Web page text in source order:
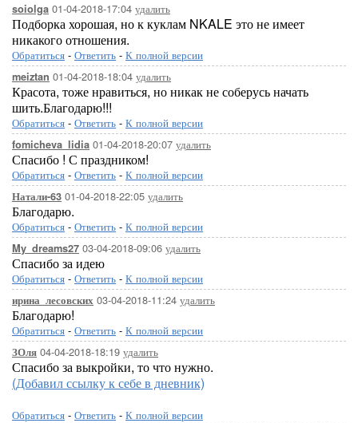
soiolga 01-04-2018-17:04 удалить
Подборка хорошая, но к куклам NKALE это не имеет
никакого отношения.
Обратиться - Ответить - К полной версии
meiztan 01-04-2018-18:04 удалить
Красота, тоже нравиться, но никак не соберусь начать
шить.Благодарю!!!
Обратиться - Ответить - К полной версии
fomicheva_lidia 01-04-2018-20:07 удалить
Спасибо ! С праздником!
Обратиться - Ответить - К полной версии
Натали-63 01-04-2018-22:05 удалить
Благодарю.
Обратиться - Ответить - К полной версии
My_dreams27 03-04-2018-09:06 удалить
Спасибо за идею
Обратиться - Ответить - К полной версии
ирина_лесовских 03-04-2018-11:24 удалить
Благодарю!
Обратиться - Ответить - К полной версии
ЗОля 04-04-2018-18:19 удалить
Спасибо за выкройки, то что нужно.
(Добавил ссылку к себе в дневник)
Обратиться - Ответить - К полной версии